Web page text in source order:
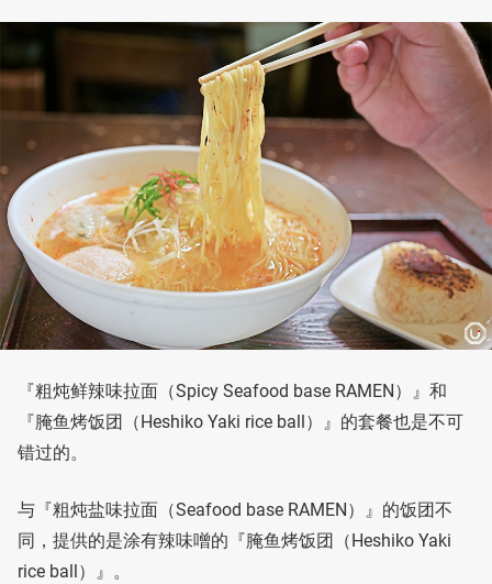
『粗炖鲜辣味拉面（Spicy Seafood base RAMEN）』和
『腌鱼烤饭团（Heshiko Yaki rice ball）』的套餐也是不可
错过的。
与『粗炖盐味拉面（Seafood base RAMEN）』的饭团不
同，提供的是涂有辣味噌的『腌鱼烤饭团（Heshiko Yaki
rice ball）』。